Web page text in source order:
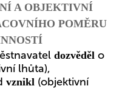
A OBJEKTIVNÍ
POMĚRU
dozvěděl o
lhůta),
vznikl (objektivní